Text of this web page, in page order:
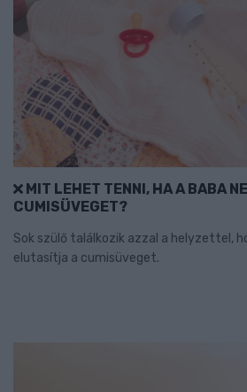
MIT LEHET TENNI, HA A BABA
CUMISÜVEGET?
Sok szülő találkozik azzal a helyzettel,
elutasítja a cumisüveget.